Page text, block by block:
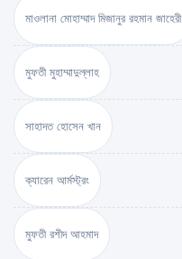
মাওলানা মোহাম্মাদ মিজানুর রহমান জাহেরী
মুফতী মুহাম্মাদুল্লাহ
সাহাদত হোসেন খান
ক্যারেন আর্মস্ট্রং
মুফতী রশীদ আহমাদ